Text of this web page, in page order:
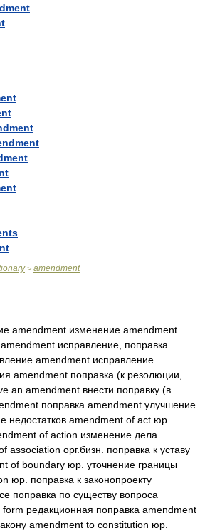
> amendment
amendment изменение amendment
исправление, поправка
amendment исправление
amendment поправка (к резолюции,
an amendment внести поправку (в
поправка amendment улучшение
недостатков amendment of act юр.
of action изменение дела
association орг.бизн. поправка к уставу
of boundary юр. уточнение границы
юр. поправка к законопроекту
поправка по существу вопроса
редакционная поправка amendment
amendment to constitution юр.